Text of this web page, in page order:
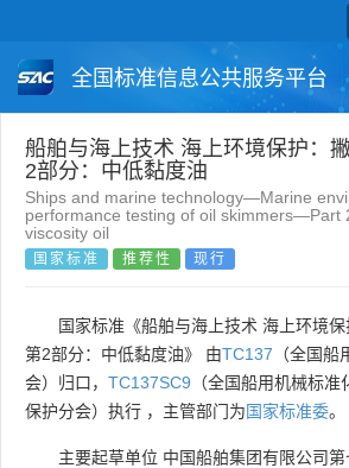
全国标准信息公共服务平台
国家标准 行业标准
团体标准 企业标准
国外标准 技术委员会
船舶与海上技术 海上环境保护：
2部分：中低黏度油
Ships and marine technology—Marine
performance testing of oil skimmers—Part
viscosity oil
国家标准 推荐性 现行
国家标准《船舶与海上技术 海上环境
第2部分：中低黏度油》 由TC137 （全国
会）归口， TC137SC9 （全国船用机械标
保护分会）执行 ，主管部门为国家标准委。
主要起草单位 中国船舶集团有限公司